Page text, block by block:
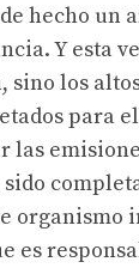
hecho un
Y esta
sino los
para
organismo
es